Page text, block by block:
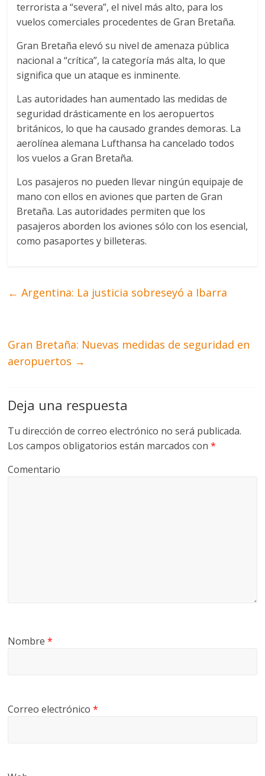
terrorista a “severa”, el nivel más alto, para los
vuelos comerciales procedentes de Gran Bretaña.
Gran Bretaña elevó su nivel de amenaza pública
nacional a “crítica”, la categoría más alta, lo que
significa que un ataque es inminente.
Las autoridades han aumentado las medidas de
seguridad drásticamente en los aeropuertos
británicos, lo que ha causado grandes demoras. La
aerolínea alemana Lufthansa ha cancelado todos
los vuelos a Gran Bretaña.
Los pasajeros no pueden llevar ningún equipaje de
mano con ellos en aviones que parten de Gran
Bretaña. Las autoridades permiten que los
pasajeros aborden los aviones sólo con los esencial,
como pasaportes y billeteras.
← Argentina: La justicia sobreseyó a Ibarra
Gran Bretaña: Nuevas medidas de seguridad en
aeropuertos →
Deja una respuesta
Tu dirección de correo electrónico no será publicada.
Los campos obligatorios están marcados con*
Comentario
Nombre*
Correo electrónico*